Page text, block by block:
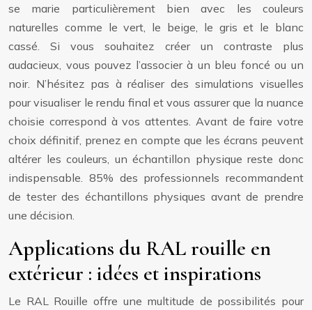
se marie particulièrement bien avec les couleurs
naturelles comme le vert, le beige, le gris et le blanc
cassé. Si vous souhaitez créer un contraste plus
audacieux, vous pouvez l’associer à un bleu foncé ou un
noir. N’hésitez pas à réaliser des simulations visuelles
pour visualiser le rendu final et vous assurer que la nuance
choisie correspond à vos attentes. Avant de faire votre
choix définitif, prenez en compte que les écrans peuvent
altérer les couleurs, un échantillon physique reste donc
indispensable. 85% des professionnels recommandent
de tester des échantillons physiques avant de prendre
une décision.
Applications du RAL rouille en
extérieur : idées et inspirations
Le RAL Rouille offre une multitude de possibilités pour